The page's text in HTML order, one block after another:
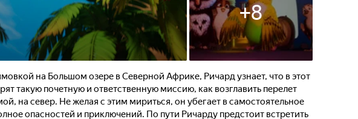
+8
на Большом озере в Северной Африке, Ричард узнает, что в этот
такую почетную и ответственную миссию, как возглавить перелет
на север. Не желая с этим мириться, он убегает в самостоятельное
опасностей и приключений. По пути Ричарду предстоит встретить